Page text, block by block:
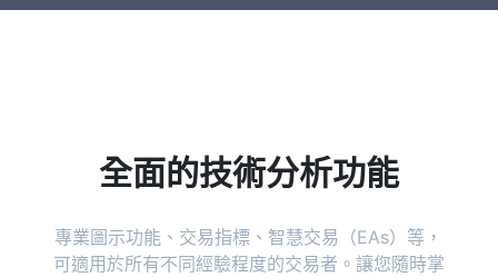
全面的技術分析功能
專業圖示功能、交易指標、智慧交易（EAs）等，
可適用於所有不同經驗程度的交易者。讓您隨時掌